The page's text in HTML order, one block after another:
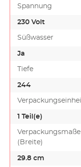
Spannung
230 Volt
Süßwasser
Ja
Tiefe
244
1 Teil(e)
Verpackungsmaße
(Breite)
29.8 cm